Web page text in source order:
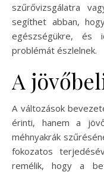
szűrővizsgálatra
segíthet abban,
egészségükre, és
problémát észlelnek.
A
A változások
érinti, hanem a
méhnyakrák
fokozatos
remélik, hogy a